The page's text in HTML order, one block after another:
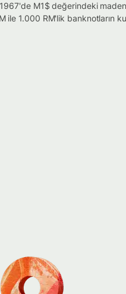
M1$ değerindeki
1.000 RM'lik banknotların